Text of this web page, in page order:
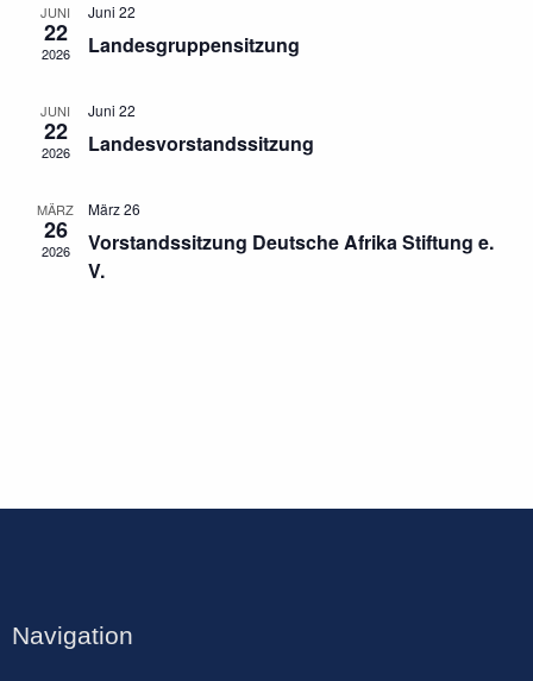
JUNI
22
2026
Juni 22
Landesgruppensitzung
JUNI
22
2026
Juni 22
Landesvorstandssitzung
MÄRZ
26
2026
März 26
Vorstandssitzung Deutsche Afrika Stiftung e.
V.
Navigation